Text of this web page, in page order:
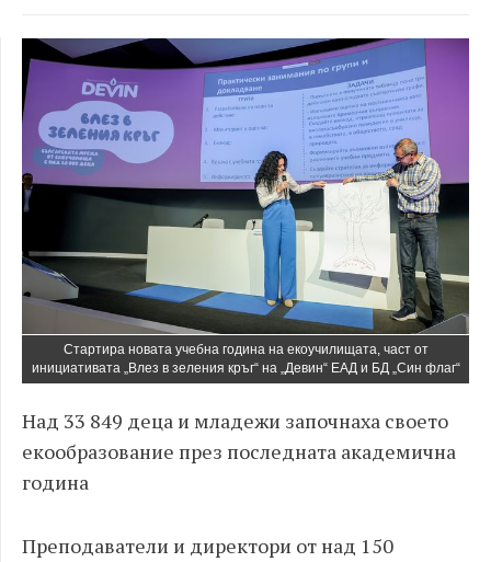
Стартира новата учебна година на екоучилищата, част от
инициативата „Влез в зеления кръг“ на „Девин“ ЕАД и БД „Син флаг“
Над 33 849 деца и младежи започнаха своето
екообразование през последната академична
година
Преподаватели и директори от над 150